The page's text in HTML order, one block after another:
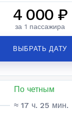
4 000 ₽
за 1 пассажира
ВЫБРАТЬ ДАТУ
По четным
≈ 17 ч. 25 мин.